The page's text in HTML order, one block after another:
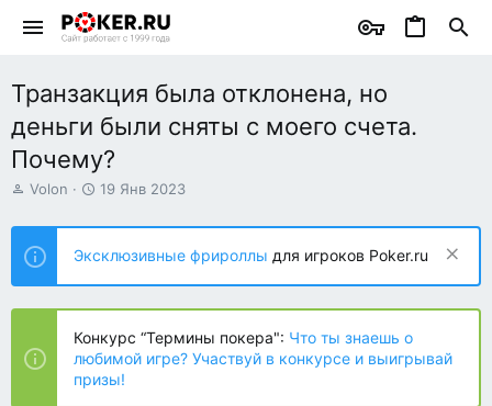
Транзакция была отклонена, но
деньги были сняты с моего счета.
Почему?
А
т
о
р
т
е
ы
Volon
Д
т
н
а
ч
л
а
19 Янв 2023
Эксклюзивные фрироллы для игроков Poker.ru
Конкурс “Термины покера": Что ты знаешь о
любимой игре? Участвуй в конкурсе и выигрывай
призы!